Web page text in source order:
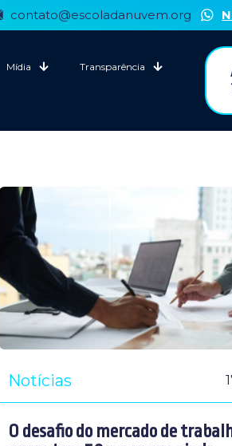
contato@escoladanuvem.org
Mídia Transparência
Notícias
O desafio do mercado de